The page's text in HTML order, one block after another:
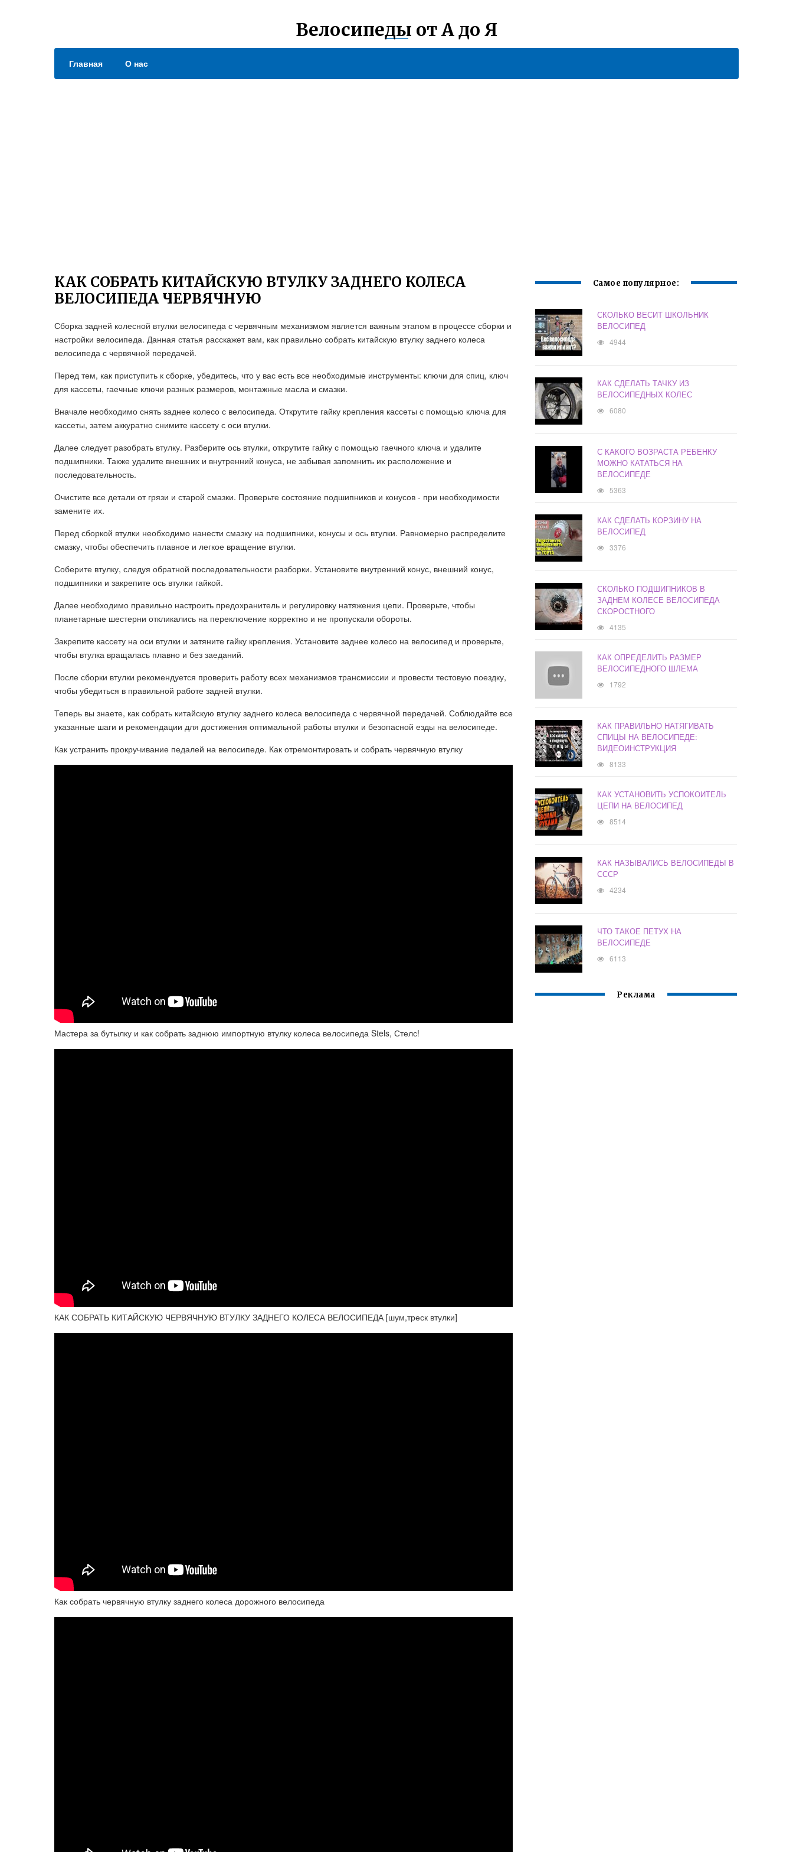
Велосипеды от А до Я
Главная О нас
КАК СОБРАТЬ КИТАЙСКУЮ ВТУЛКУ ЗАДНЕГО КОЛЕСА
ВЕЛОСИПЕДА ЧЕРВЯЧНУЮ
Сборка задней колесной втулки велосипеда с червячным механизмом является важным этапом в процессе сборки и
настройки велосипеда. Данная статья расскажет вам, как правильно собрать китайскую втулку заднего колеса
велосипеда с червячной передачей.
Перед тем, как приступить к сборке, убедитесь, что у вас есть все необходимые инструменты: ключи для спиц, ключ
для кассеты, гаечные ключи разных размеров, монтажные масла и смазки.
Вначале необходимо снять заднее колесо с велосипеда. Открутите гайку крепления кассеты с помощью ключа для
кассеты, затем аккуратно снимите кассету с оси втулки.
Далее следует разобрать втулку. Разберите ось втулки, открутите гайку с помощью гаечного ключа и удалите
подшипники. Также удалите внешних и внутренний конуса, не забывая запомнить их расположение и
последовательность.
Очистите все детали от грязи и старой смазки. Проверьте состояние подшипников и конусов - при необходимости
замените их.
Перед сборкой втулки необходимо нанести смазку на подшипники, конусы и ось втулки. Равномерно распределите
смазку, чтобы обеспечить плавное и легкое вращение втулки.
Соберите втулку, следуя обратной последовательности разборки. Установите внутренний конус, внешний конус,
подшипники и закрепите ось втулки гайкой.
Далее необходимо правильно настроить предохранитель и регулировку натяжения цепи. Проверьте, чтобы
планетарные шестерни откликались на переключение корректно и не пропускали обороты.
Закрепите кассету на оси втулки и затяните гайку крепления. Установите заднее колесо на велосипед и проверьте,
чтобы втулка вращалась плавно и без заеданий.
После сборки втулки рекомендуется проверить работу всех механизмов трансмиссии и провести тестовую поездку,
чтобы убедиться в правильной работе задней втулки.
Теперь вы знаете, как собрать китайскую втулку заднего колеса велосипеда с червячной передачей. Соблюдайте все
указанные шаги и рекомендации для достижения оптимальной работы втулки и безопасной езды на велосипеде.
Как устранить прокручивание педалей на велосипеде. Как отремонтировать и собрать червячную втулку
Мастера за бутылку и как собрать заднюю импортную втулку колеса велосипеда Stels, Стелс!
КАК СОБРАТЬ КИТАЙСКУЮ ЧЕРВЯЧНУЮ ВТУЛКУ ЗАДНЕГО КОЛЕСА ВЕЛОСИПЕДА [шум,треск втулки]
Как собрать червячную втулку заднего колеса дорожного велосипеда
Самое популярное:
СКОЛЬКО ВЕСИТ ШКОЛЬНИК
ВЕЛОСИПЕД
4944
КАК СДЕЛАТЬ ТАЧКУ ИЗ
ВЕЛОСИПЕДНЫХ КОЛЕС
6080
С КАКОГО ВОЗРАСТА РЕБЕНКУ
МОЖНО КАТАТЬСЯ НА
ВЕЛОСИПЕДЕ
5363
КАК СДЕЛАТЬ КОРЗИНУ НА
ВЕЛОСИПЕД
3376
СКОЛЬКО ПОДШИПНИКОВ В
ЗАДНЕМ КОЛЕСЕ ВЕЛОСИПЕДА
СКОРОСТНОГО
4135
КАК ОПРЕДЕЛИТЬ РАЗМЕР
ВЕЛОСИПЕДНОГО ШЛЕМА
1792
КАК ПРАВИЛЬНО НАТЯГИВАТЬ
СПИЦЫ НА ВЕЛОСИПЕДЕ:
ВИДЕОИНСТРУКЦИЯ
8133
КАК УСТАНОВИТЬ УСПОКОИТЕЛЬ
ЦЕПИ НА ВЕЛОСИПЕД
8514
КАК НАЗЫВАЛИСЬ ВЕЛОСИПЕДЫ В
СССР
4234
ЧТО ТАКОЕ ПЕТУХ НА
ВЕЛОСИПЕДЕ
6113
Реклама